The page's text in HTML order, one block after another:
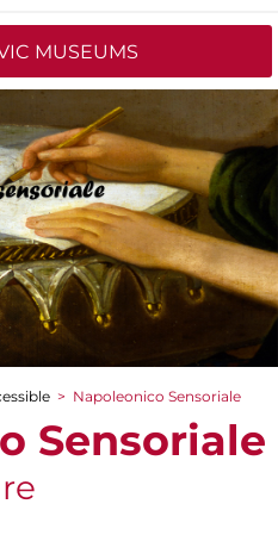
MUSEUMS
> Napoleonico Sensoriale
Sensoriale